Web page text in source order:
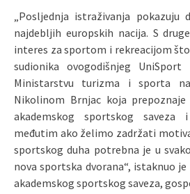
Posljednja istraživanja pokazuju
najdebljih europskih nacija. S
interes za sportom i rekreacijom
sudionika ovogodišnjeg
Ministarstvu turizma i sporta
Nikolinom Brnjac koja
akademskog sportskog saveza
međutim ako želimo zadržati
sportskog duha potrebna je u
nova sportska dvorana“, istaknuo
akademskog sportskog saveza,